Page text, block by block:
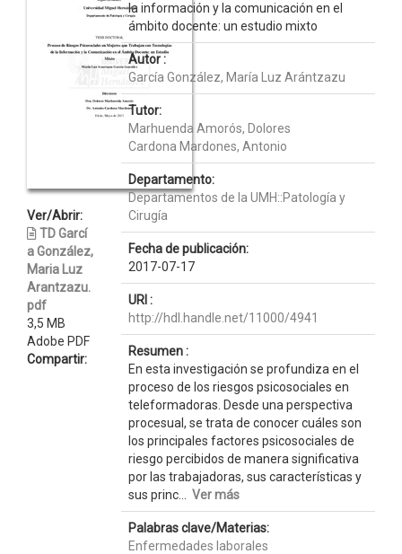
Ver/Abrir:
TD Garcí
a González,
Maria Luz
Arantzazu.
pdf
3,5 MB
Adobe PDF
Compartir:
la información y la comunicación en el
ámbito docente: un estudio mixto
Autor :
García González, María Luz Arántzazu
Tutor:
Marhuenda Amorós, Dolores
Cardona Mardones, Antonio
Departamento:
Departamentos de la UMH::Patología y
Cirugía
Fecha de publicación:
2017-07-17
URI :
http://hdl.handle.net/11000/4941
Resumen :
En esta investigación se profundiza en el
proceso de los riesgos psicosociales en
teleformadoras. Desde una perspectiva
procesual, se trata de conocer cuáles son
los principales factores psicosociales de
riesgo percibidos de manera significativa
por las trabajadoras, sus características y
sus princ... Ver más
Palabras clave/Materias:
Enfermedades laborales